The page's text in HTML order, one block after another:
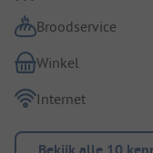
Broodservice
Winkel
Internet